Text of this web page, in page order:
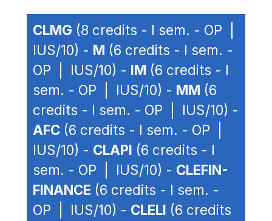
CLMG (8 credits - I sem. - OP |
IUS/10) - M (6 credits - I sem. -
OP | IUS/10) - IM (6 credits - I
sem. - OP | IUS/10) - MM (6
credits - I sem. - OP | IUS/10) -
AFC (6 credits - I sem. - OP |
IUS/10) - CLAPI (6 credits - I
sem. - OP | IUS/10) - CLEFIN-
FINANCE (6 credits - I sem. -
OP | IUS/10) - CLELI (6 credits